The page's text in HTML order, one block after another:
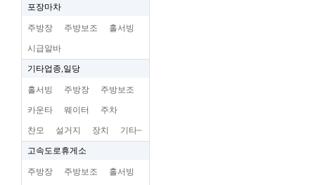
포장마차
주방장 주방보조 홀서빙
시급알바
기타업종,일당
홀서빙 주방장 주방보조
카운타 웨이터 주차
찬모 설거지 장치 기타~
고속도로휴게소
주방장 주방보조 홀서빙